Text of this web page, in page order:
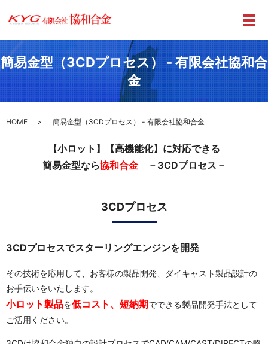
メ
簡易金型（3CDプロセス） - 有限会社協和合
金
HOME 簡易金型（3CDプロセス） - 有限会社協和合金
【小ロット】【高機能化】に対応できる
簡易金型なら協和合金－3CDプロセス－
3CDプロセス
3CDプロセスでスターリングエンジンを開発
その技術を応用して、お客様の製品開発、ダイキャスト製品設計の
お手伝いをいたします。
小ロット製品を低コスト、短納期でできる製品開発手法として
ご活用ください。